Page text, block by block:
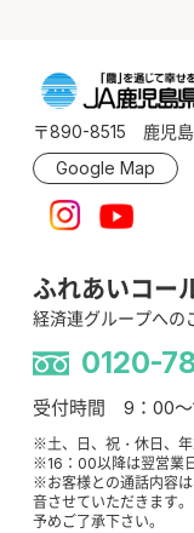
〒890-8515 鹿児島
Google Map
ふれあいコー
経済連グループへの
0120-
受付時間 9：00～
※土、日、祝・休日、年
※16：00以降は翌営業
※お客様との通話内容
音させていただきます。
予めご了承下さい。